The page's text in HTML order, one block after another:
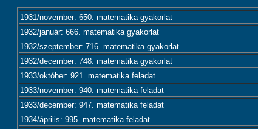
1931/november: 650. matematika gyakorlat
1932/január: 666. matematika gyakorlat
1932/szeptember: 716. matematika gyakorlat
1932/december: 748. matematika gyakorlat
1933/október: 921. matematika feladat
1933/november: 940. matematika feladat
1933/december: 947. matematika feladat
1934/április: 995. matematika feladat